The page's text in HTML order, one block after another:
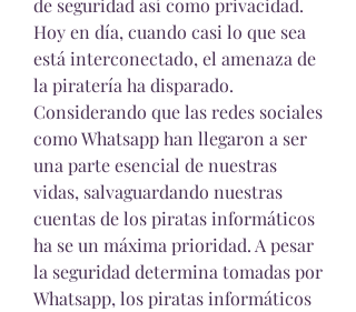
de seguridad así como privacidad.
Hoy en día, cuando casi lo que sea
está interconectado, el amenaza de
la piratería ha disparado.
Considerando que las redes sociales
como Whatsapp han llegaron a ser
una parte esencial de nuestras
vidas, salvaguardando nuestras
cuentas de los piratas informáticos
ha se un máxima prioridad. A pesar
la seguridad determina tomadas por
Whatsapp, los piratas informáticos